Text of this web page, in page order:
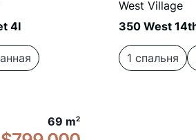
4I
69 m2
West Village
350 West
1 спальня